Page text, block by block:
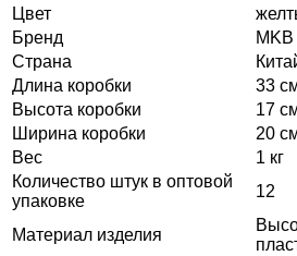
Цвет
Бренд
MKB
Страна
Длина коробки
33
Высота коробки
17
Ширина коробки
20
Вес
1 кг
Количество штук в оптовой
упаковке
12
Материал изделия